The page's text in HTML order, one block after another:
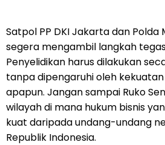
Satpol PP DKI Jakarta dan
segera mengambil langkah
Penyelidikan harus dilakukan
tanpa dipengaruhi oleh
apapun. Jangan sampai Ruko
wilayah di mana hukum bisnis
kuat daripada undang-undang
Republik Indonesia.